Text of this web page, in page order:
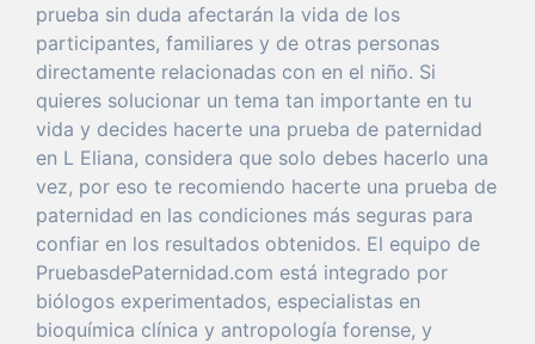
prueba sin duda afectarán la vida de los
participantes, familiares y de otras personas
directamente relacionadas con en el niño. Si
quieres solucionar un tema tan importante en tu
vida y decides hacerte una prueba de paternidad
en L Eliana, considera que solo debes hacerlo una
vez, por eso te recomiendo hacerte una prueba de
paternidad en las condiciones más seguras para
confiar en los resultados obtenidos. El equipo de
PruebasdePaternidad.com está integrado por
biólogos experimentados, especialistas en
bioquímica clínica y antropología forense, y